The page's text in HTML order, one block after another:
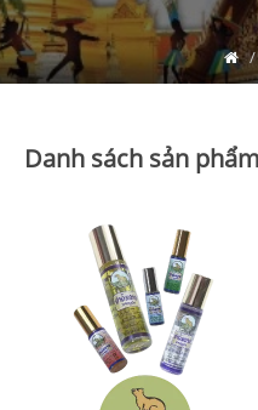
Danh sách sản phẩm